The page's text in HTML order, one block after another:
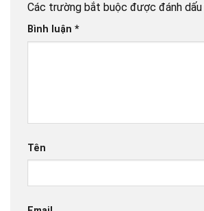
Các trường bắt buộc được đánh dấu
Bình luận *
Tên